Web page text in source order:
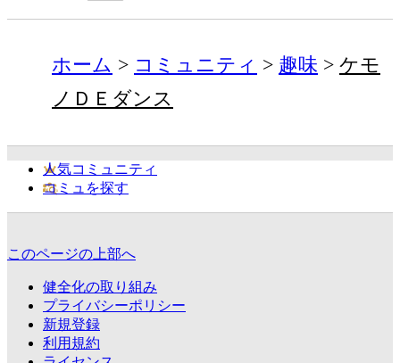
ホーム コミュニティ 趣味
ケモ
ノＤＥダンス
人気コミュニティ
コミュを探す
このページの上部へ
健全化の取り組み
プライバシーポリシー
新規登録
利用規約